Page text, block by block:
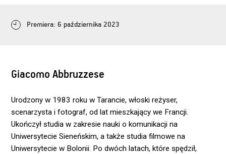
Premiera: 6 października 2023
Giacomo Abbruzzese
Urodzony w 1983 roku w Tarancie, włoski reżyser,
scenarzysta i fotograf, od lat mieszkający we Francji.
Ukończył studia w zakresie nauki o komunikacji na
Uniwersytecie Sieneńskim, a także studia filmowe na
Uniwersytecie w Bolonii. Po dwóch latach, które spędził,